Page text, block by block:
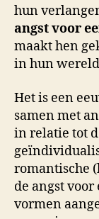
hun
angst voor
maakt hen
in hun
Het is een
samen met
in relatie tot
romantische
de angst
vormen